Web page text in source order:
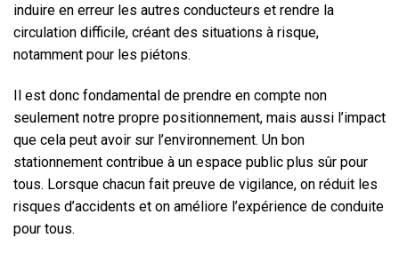
induire en erreur les autres conducteurs et rendre la
circulation difficile, créant des situations à risque,
notamment pour les piétons.
Il est donc fondamental de prendre en compte non
seulement notre propre positionnement, mais aussi l’impact
que cela peut avoir sur l’environnement. Un bon
stationnement contribue à un espace public plus sûr pour
tous. Lorsque chacun fait preuve de vigilance, on réduit les
risques d’accidents et on améliore l’expérience de conduite
pour tous.